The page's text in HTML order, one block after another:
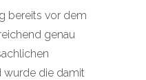
bereits vor dem
genau
wurde die damit